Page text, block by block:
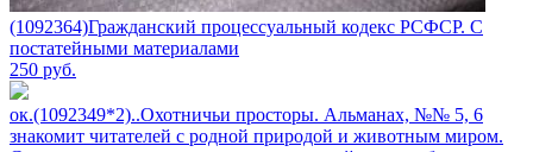
(1092364)Гражданский процессуальный кодекс РСФСР. С
постатейными материалами
250 руб.
ок.(1092349*2)..Охотничьи просторы. Альманах, №№ 5, 6
знакомит читателей с родной природой и животным миром.